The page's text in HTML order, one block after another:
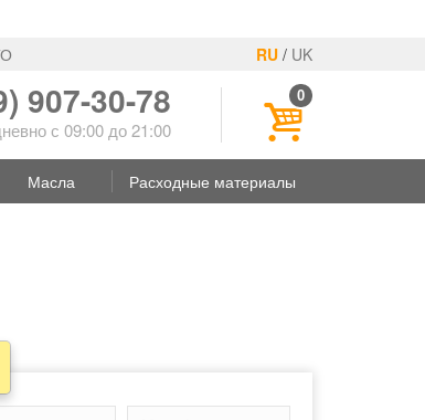
RU / UK
907-30-78
с 09:00 до 21:00
0
Масла Расходные материалы